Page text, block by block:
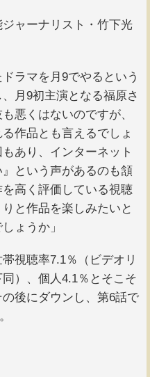
ャーナリスト・竹下光
ラマを月9でやるという
月9初主演となる福原さ
悪くはないのですが、
作品とも言えるでしょ
あり、インターネット
という声があるのも頷
高く評価している視聴
と作品を楽しみたいと
ょうか」
視聴率7.1％（ビデオリ
）、個人4.1％とそこそ
後にダウンし、第6話で